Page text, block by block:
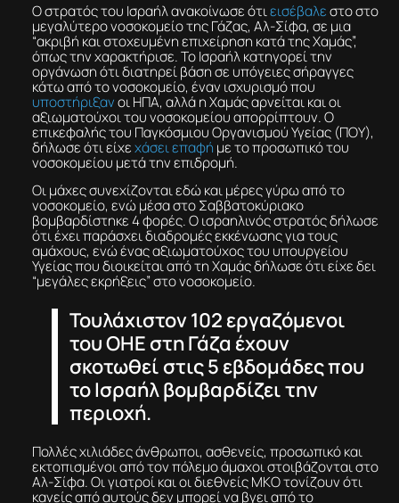
Ο στρατός του Ισραήλ ανακοίνωσε ότιεισέβαλεστο στο
μεγαλύτερο νοσοκομείο της Γάζας, Αλ-Σίφα, σε μια
“ακριβή και στοχευμένη επιχείρηση κατά της Χαμάς”,
όπως την χαρακτήρισε. Το Ισραήλ κατηγορεί την
οργάνωση ότι διατηρεί βάση σε υπόγειες σήραγγες
κάτω από το νοσοκομείο, έναν ισχυρισμό που
υποστήριξανοι ΗΠΑ, αλλά η Χαμάς αρνείται και οι
αξιωματούχοι του νοσοκομείου απορρίπτουν. Ο
επικεφαλής του Παγκόσμιου Οργανισμού Υγείας (ΠΟΥ),
δήλωσε ότι είχεχάσει επαφή με το προσωπικό του
νοσοκομείου μετά την επιδρομή.
Οι μάχες συνεχίζονται εδώ και μέρες γύρω από το
νοσοκομείο, ενώ μέσα στο Σαββατοκύριακο
βομβαρδίστηκε 4 φορές. Ο ισραηλινός στρατός δήλωσε
ότι έχει παράσχει διαδρομές εκκένωσης για τους
αμάχους, ενώ ένας αξιωματούχος του υπουργείου
Υγείας που διοικείται από τη Χαμάς δήλωσε ότι είχε δει
“μεγάλες εκρήξεις” στο νοσοκομείο.
Τουλάχιστον 102 εργαζόμενοι
του ΟΗΕ στη Γάζα έχουν
σκοτωθεί στις 5 εβδομάδες που
το Ισραήλ βομβαρδίζει την
περιοχή.
Πολλές χιλιάδες άνθρωποι, ασθενείς, προσωπικό και
εκτοπισμένοι από τον πόλεμο άμαχοι στοιβάζονται στο
Αλ-Σίφα. Οι γιατροί και οι διεθνείς ΜΚΟ τονίζουν ότι
κανείς από αυτούς δεν μπορεί να βγει από το